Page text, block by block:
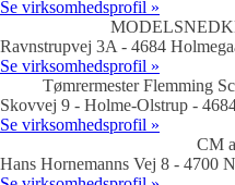
Se virksomhedsprofil »
Ravnstrupvej 3A - 4684
Se virksomhedsprofil »
Tømrermester Flemming
Skovvej 9 - Holme-Olstrup -
Se virksomhedsprofil »
CM
Hans Hornemanns Vej 8 - 4700